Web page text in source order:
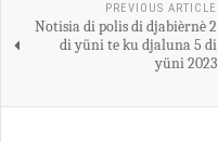
PREVIOUS ARTICLE
Notisia di polis di djabièrnè 2
di yüni te ku djaluna 5 di
yüni 2023